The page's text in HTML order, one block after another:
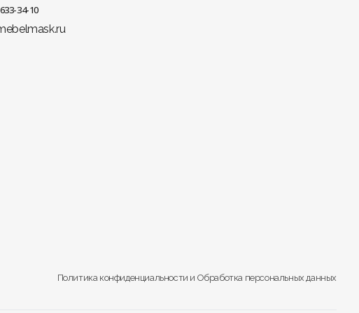
использования пространства.
34-10
Политика конфиденциальности и Обработка персональных данных